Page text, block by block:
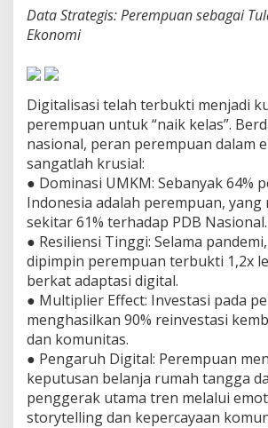
t
r
k
u
a
#
e
r
s
i
t
b
s
M
l
a
l
Data Strategis: Perempuan sebagai
Ekonomi
Digitalisasi telah terbukti menjadi
perempuan untuk “naik kelas”.
nasional, peran perempuan dalam
sangatlah krusial:
● Dominasi UMKM: Sebanyak 64%
Indonesia adalah perempuan, yang
sekitar 61% terhadap PDB Nasional.
● Resiliensi Tinggi: Selama
dipimpin perempuan terbukti 1,2x
berkat adaptasi digital.
● Multiplier Effect: Investasi pada
menghasilkan 90% reinvestasi
dan komunitas.
● Pengaruh Digital: Perempuan
keputusan belanja rumah tangga
penggerak utama tren melalui
storytelling dan kepercayaan